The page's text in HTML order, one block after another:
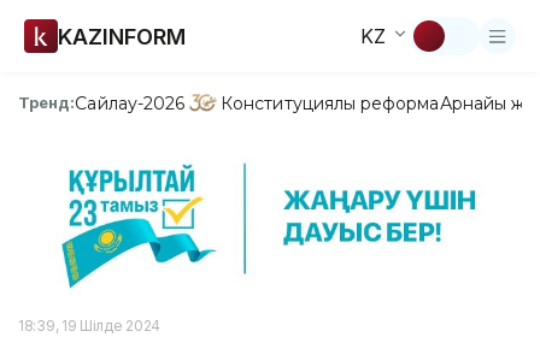
KAZINFORM KZ
Тренд:Сайлау-2026 Конституциялық реформаАрнайы
18:39, 19 Шілде 2024